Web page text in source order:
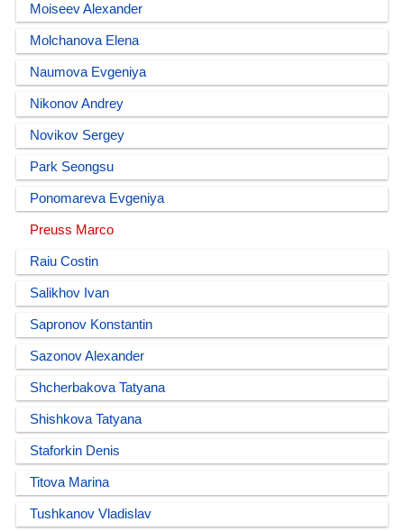
Moiseev Alexander
Molchanova Elena
Naumova Evgeniya
Nikonov Andrey
Novikov Sergey
Park Seongsu
Ponomareva Evgeniya
Preuss Marco
Raiu Costin
Salikhov Ivan
Sapronov Konstantin
Sazonov Alexander
Shcherbakova Tatyana
Shishkova Tatyana
Staforkin Denis
Titova Marina
Tushkanov Vladislav